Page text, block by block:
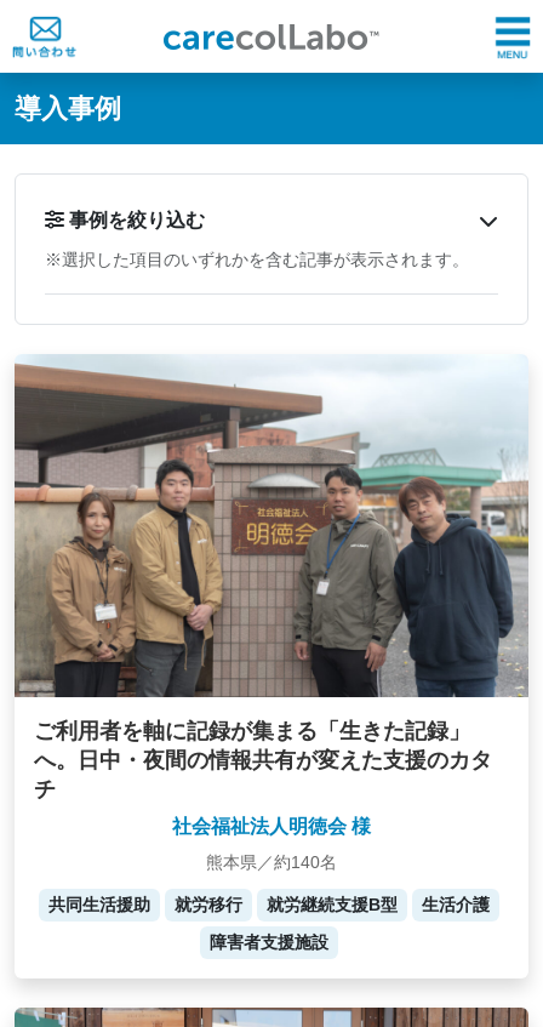
@ -0,0 +1,60 @@
導入事例
事例を絞り込む
※選択した項目のいずれかを含む記事が表示されます。
ご利用者を軸に記録が集まる「生きた記録」
へ。日中・夜間の情報共有が変えた支援のカタ
チ
社会福祉法人明徳会 様
熊本県／約140名
共同生活援助 就労移行 就労継続支援B型
生活介護
障害者支援施設